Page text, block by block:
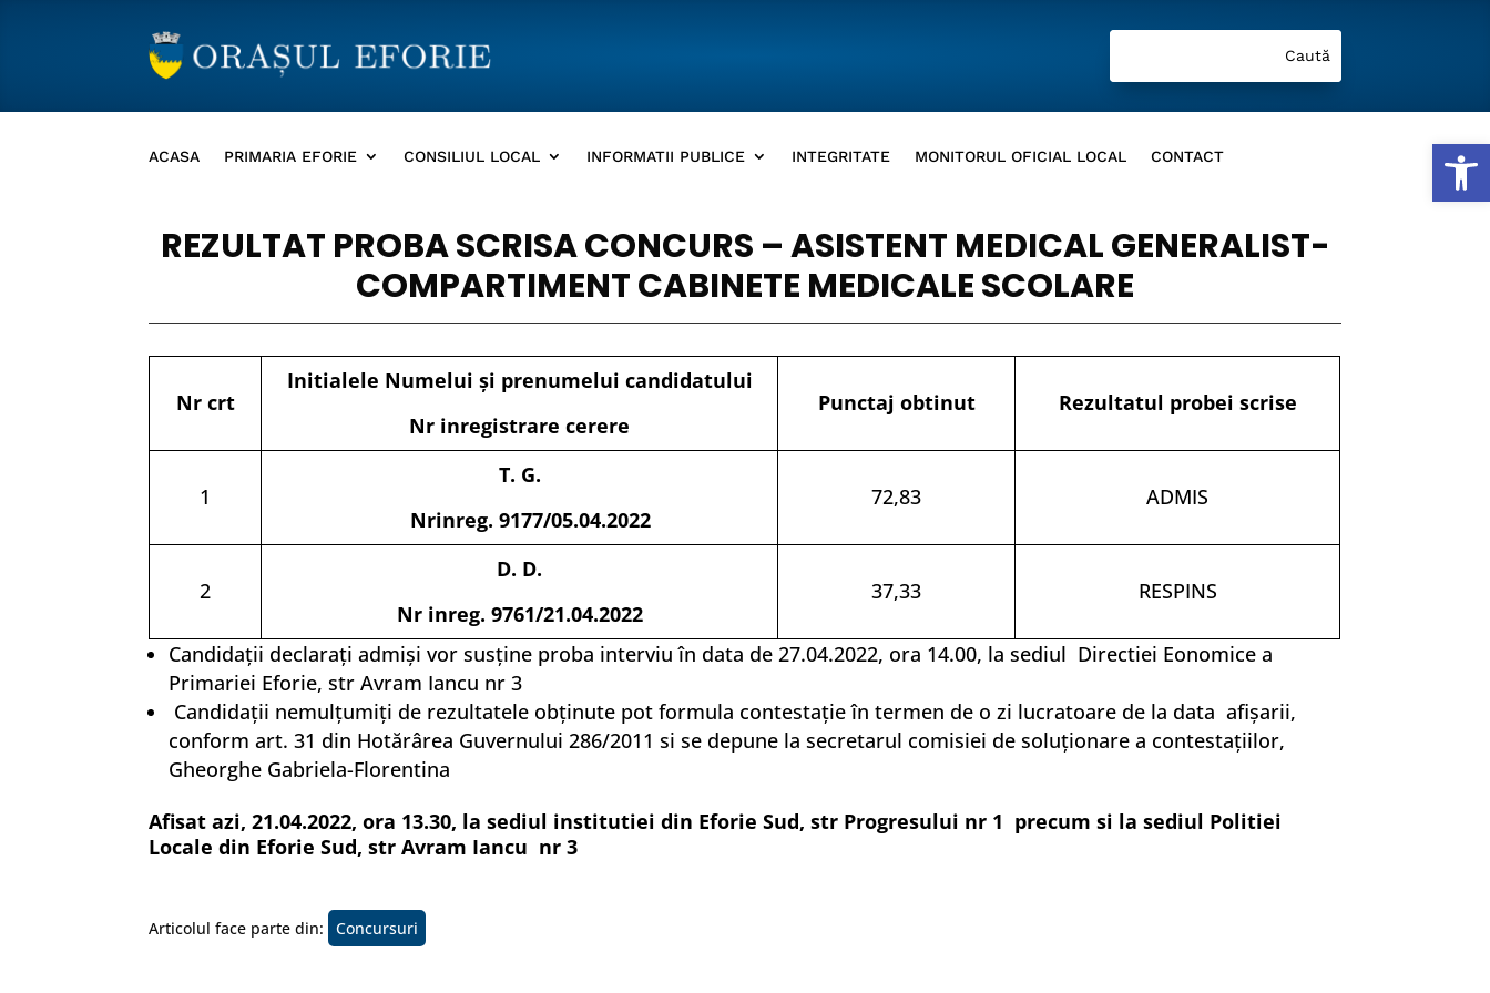
ACASA PRIMARIA EFORIE CONSILIUL LOCAL INFORMATII PUBLICE INTEGRITATE MONITORUL OFICIAL LOCAL CONTACT
REZULTAT PROBA SCRISA CONCURS – ASISTENT MEDICAL GENERALIST-
COMPARTIMENT CABINETE MEDICALE SCOLARE
Nr crt
Initialele Numelui şi prenumelui candidatului
Nr inregistrare cerere
Punctaj obtinut Rezultatul probei scrise
1
T. G.
Nrinreg. 9177/05.04.2022
72,83 ADMIS
2
D. D.
Nr inreg. 9761/21.04.2022
37,33 RESPINS
Candidaţii declaraţi admişi vor susţine proba interviu în data de 27.04.2022, ora 14.00, la sediul Directiei Eonomice a
Primariei Eforie, str Avram Iancu nr 3
Candidaţii nemulţumiţi de rezultatele obţinute pot formula contestaţie în termen de o zi lucratoare de la data afişarii,
conform art. 31 din Hotărârea Guvernului 286/2011 si se depune la secretarul comisiei de soluţionare a contestaţiilor,
Gheorghe Gabriela-Florentina
Afisat azi, 21.04.2022, ora 13.30, la sediul institutiei din Eforie Sud, str Progresului nr 1 precum si la sediul Politiei
Locale din Eforie Sud, str Avram Iancu nr 3
Articolul face parte din: Concursuri